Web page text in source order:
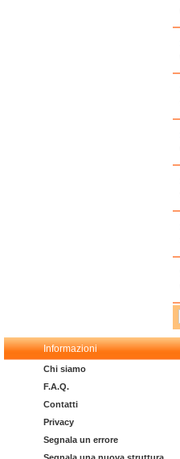
Informazioni
Chi siamo
F.A.Q.
Contatti
Privacy
Segnala un errore